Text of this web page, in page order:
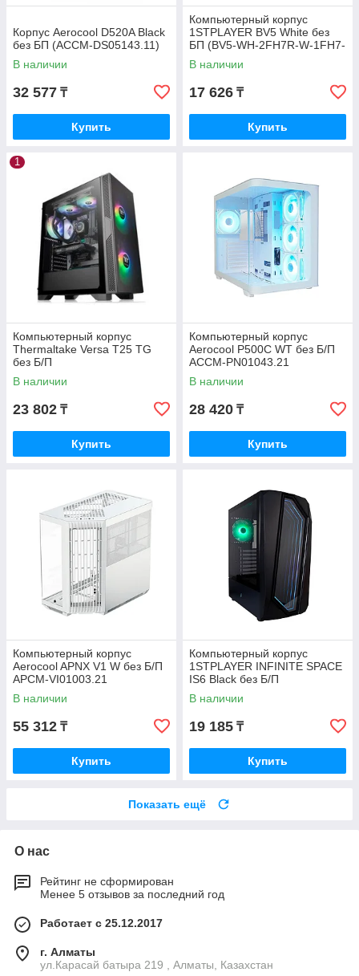
Корпус Aerocool D520A Black
без БП (ACCM-DS05143.11)
В наличии
32 577 ₸
Купить
Компьютерный корпус
1STPLAYER BV5 White без
БП (BV5-WH-2FH7R-W-1FH7-
W)
В наличии
17 626 ₸
Купить
1
Компьютерный корпус
Thermaltake Versa T25 TG
без Б/П
В наличии
23 802 ₸
Купить
Компьютерный корпус
Aerocool P500C WT без Б/П
ACCM-PN01043.21
В наличии
28 420 ₸
Купить
Компьютерный корпус
Aerocool APNX V1 W без Б/П
APCM-VI01003.21
В наличии
55 312 ₸
Купить
Компьютерный корпус
1STPLAYER INFINITE SPACE
IS6 Black без Б/П
В наличии
19 185 ₸
Купить
Показать ещё
О нас
Рейтинг не сформирован
Менее 5 отзывов за последний год
Работает с 25.12.2017
г. Алматы
ул.Карасай батыра 219 , Алматы, Казахстан